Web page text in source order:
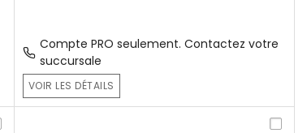
Compte PRO seulement. Contactez votre
succursale
VOIR LES DÉTAILS